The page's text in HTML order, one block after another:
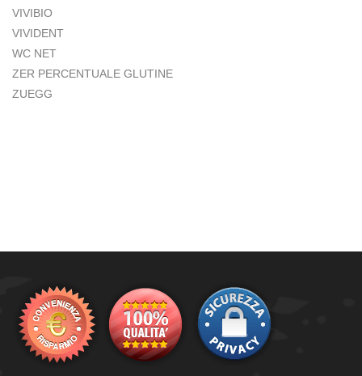
VIVIBIO
VIVIDENT
WC NET
ZER PERCENTUALE GLUTINE
ZUEGG